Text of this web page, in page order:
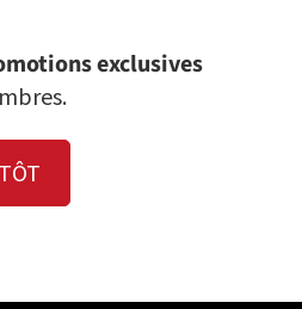
exclusives